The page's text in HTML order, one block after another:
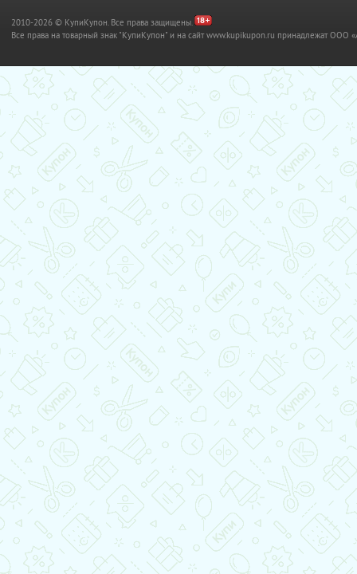
2010-2026 © КупиКупон. Все права защищены.
Все права на товарный знак "КупиКупон" и на сайт www.kupikupon.ru принадлежат